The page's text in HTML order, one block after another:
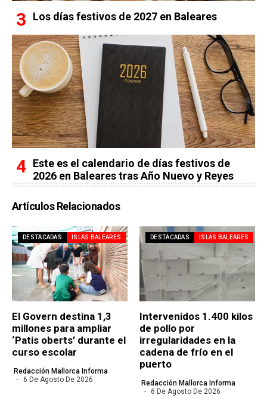
Los días festivos de 2027 en Baleares
Este es el calendario de días festivos de
2026 en Baleares tras Año Nuevo y Reyes
Artículos Relacionados
DESTACADAS ISLAS BALEARES
El Govern destina 1,3
millones para ampliar
‘Patis oberts’ durante el
curso escolar
Redacción Mallorca Informa
6 De Agosto De 2026
DESTACADAS ISLAS BALEARES
Intervenidos 1.400 kilos
de pollo por
irregularidades en la
cadena de frío en el
puerto
Redacción Mallorca Informa
6 De Agosto De 2026